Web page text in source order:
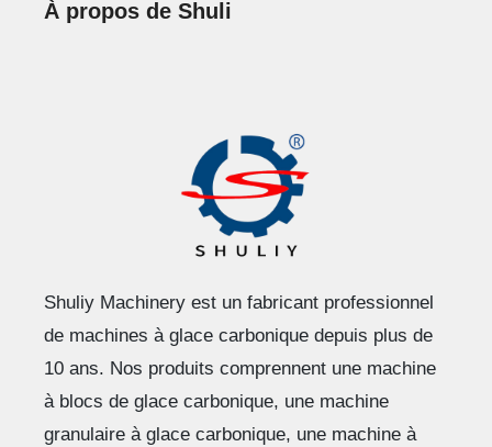
À propos de Shuli
Shuliy Machinery est un fabricant professionnel
de machines à glace carbonique depuis plus de
10 ans. Nos produits comprennent une machine
à blocs de glace carbonique, une machine
granulaire à glace carbonique, une machine à